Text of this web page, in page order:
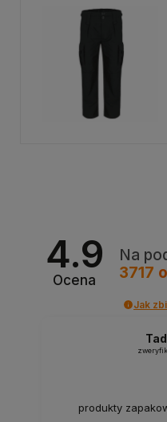
Produkt niedostępny
4.9
Ocena
Na
3717
Jak
produkty